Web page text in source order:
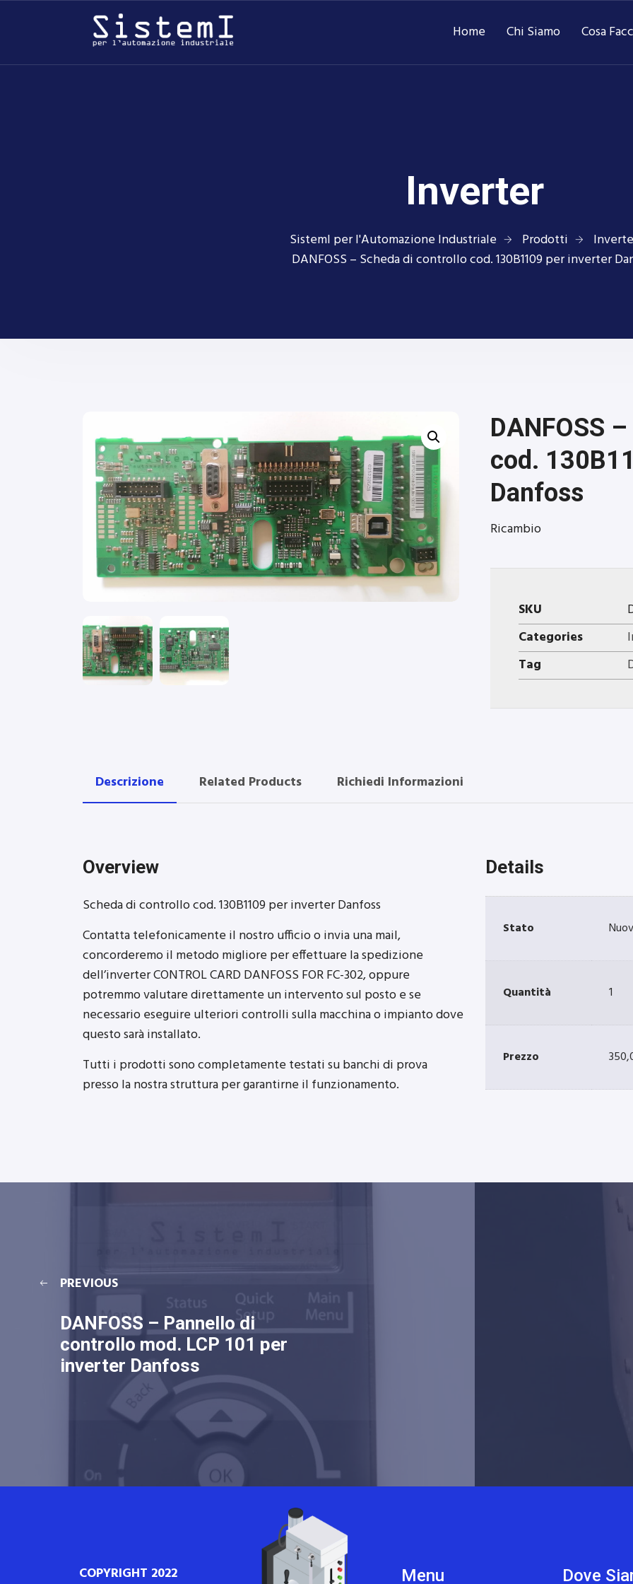
Home Chi Siamo Cosa
Inverter
SistemI per l'Automazione Industriale Prodotti
DANFOSS – Scheda di controllo cod. 130B1109 per inverter
DANFOSS
cod.
Danfoss
Ricambio
SKU
Categories
Tag
Descrizione Related Products Richiedi Informazioni
Overview
Scheda di controllo cod. 130B1109 per inverter Danfoss
Contatta telefonicamente il nostro ufficio o invia una mail,
concorderemo il metodo migliore per effettuare la spedizione
dell’inverter CONTROL CARD DANFOSS FOR FC-302, oppure
potremmo valutare direttamente un intervento sul posto e se
necessario eseguire ulteriori controlli sulla macchina o impianto dove
questo sarà installato.
Tutti i prodotti sono completamente testati su banchi di prova
presso la nostra struttura per garantirne il funzionamento.
Details
Stato
Quantità 1
Prezzo
PREVIOUS
DANFOSS – Pannello di
controllo mod. LCP 101 per
inverter Danfoss
COPYRIGHT 2022
Menu Dove